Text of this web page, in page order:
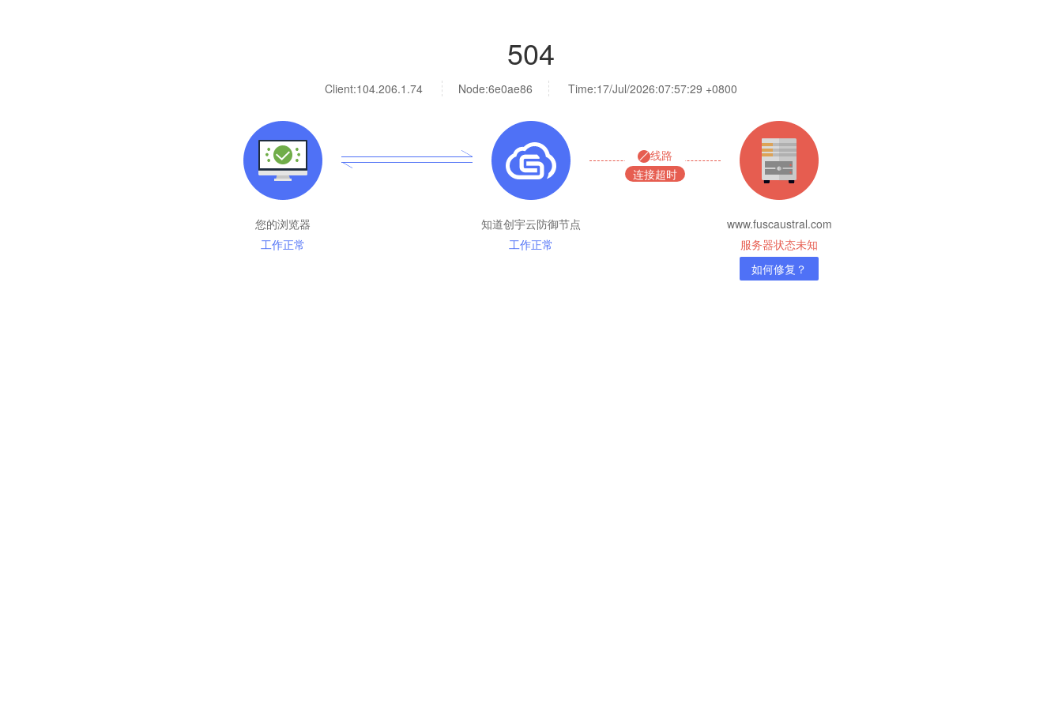
504
Client:104.206.1.74 Node:6e0ae86 Time:17/Jul/2026:07:57:29 +0800
您的浏览器
工作正常
知道创宇云防御节点
工作正常
线路
连接超时
www.fuscaustral.com
服务器状态未知
如何修复？